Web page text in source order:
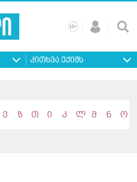
ხშირად
კითხვები
15+
კითხვა ექიმს
ვ ზ თ ი კ ლ მ ნ ო